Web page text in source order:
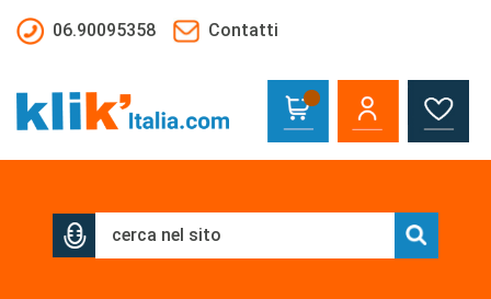
06.90095358
Contatti